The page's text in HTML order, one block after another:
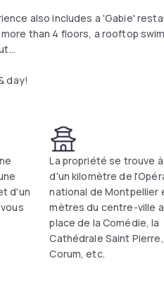
also includes a 'Gabie'
than 4 floors, a rooftop
day!
d'un
La propriété se trouve
d'un kilomètre de
national de Montpellier
mètres du centre-ville
place de la Comédie, la
Cathédrale Saint
Corum, etc.